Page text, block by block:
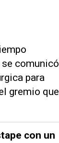
comunicó
para
gremio que
con un